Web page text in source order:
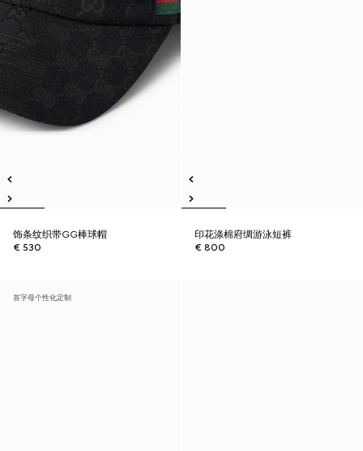
饰条纹织带GG棒球帽
€ 530
印花涤棉府绸游泳短裤
€ 800
首字母个性化定制